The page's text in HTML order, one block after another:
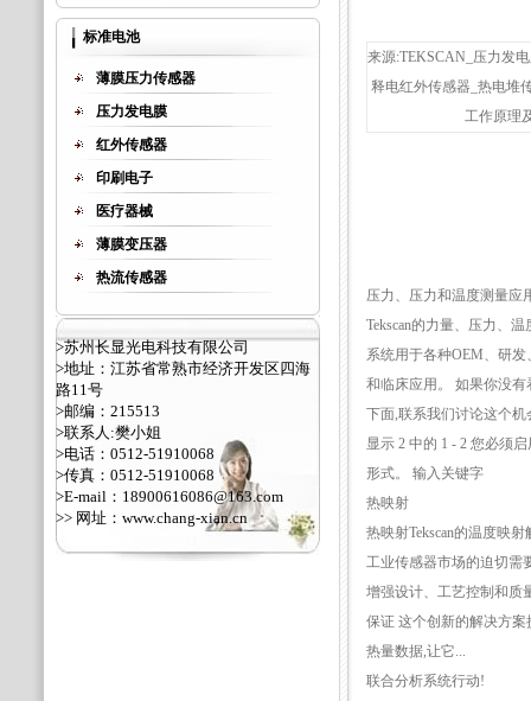
标准电池
薄膜压力传感器
压力发电膜
红外传感器
印刷电子
医疗器械
薄膜变压器
热流传感器
>苏州长显光电科技有限公司
>地址：江苏省常熟市经济开发区四海
路11号
>邮编：215513
>联系人:樊小姐
>电话：0512-51910068
>传真：0512-51910068
>E-mail：18900616086@163.com
>> 网址： www.chang-xian.cn
来源:TEKSCAN_压力发
释电红外传感器_热电堆
工作原理
压力、压力和温度测量应
Tekscan的力量、压力、
系统用于各种OEM、研发
和临床应用。 如果你没有
下面,联系我们讨论这个机
显示 2 中的 1 - 2 您必须
形式。 输入关键字
热映射
热映射Tekscan的温度映射
工业传感器市场的迫切需
增强设计、工艺控制和质
保证 这个创新的解决方
热量数据,让它...
联合分析系统行动!